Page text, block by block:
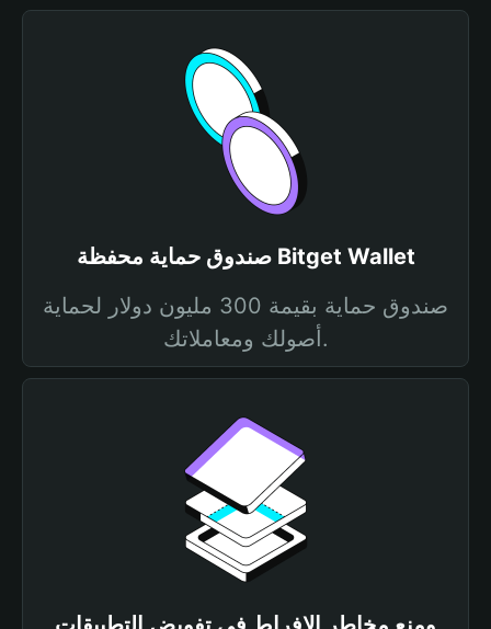
صندوق حماية محفظة Bitget Wallet
صندوق حماية بقيمة 300 مليون دولار لحماية
أصولك ومعاملاتك.